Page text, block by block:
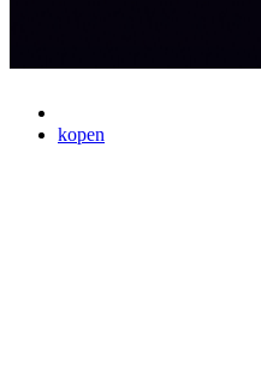
kopen